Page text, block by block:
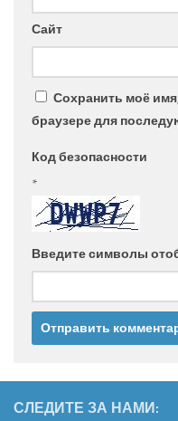
Сайт
Сохранить моё
браузере для
Код безопасности
*
Введите символы
СЛЕДИТЕ ЗА НАМИ: